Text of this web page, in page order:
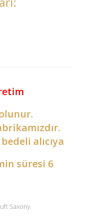
alıcıya
süresi 6
Saxony